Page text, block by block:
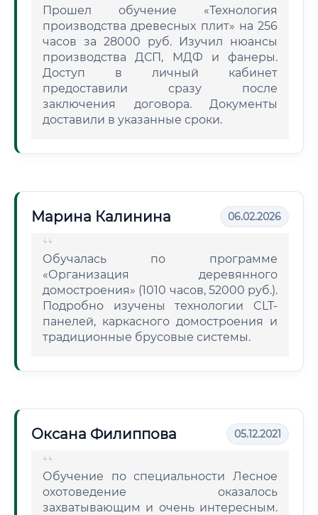
Прошел обучение «Технология
производства древесных плит» на 256
часов за 28000 руб. Изучил нюансы
производства ДСП, МДФ и фанеры.
Доступ в личный кабинет
предоставили сразу после
заключения договора. Документы
доставили в указанные сроки.
Марина Калинина 06.02.2026
Обучалась по программе
«Организация деревянного
домостроения» (1010 часов, 52000 руб.).
Подробно изучены технологии CLT-
панелей, каркасного домостроения и
традиционные брусовые системы.
Оксана Филиппова 05.12.2021
Обучение по специальности Лесное
охотоведение оказалось
захватывающим и очень интересным.